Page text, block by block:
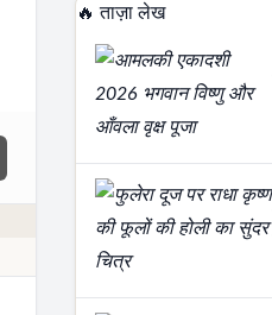
🔥 ताज़ा लेख